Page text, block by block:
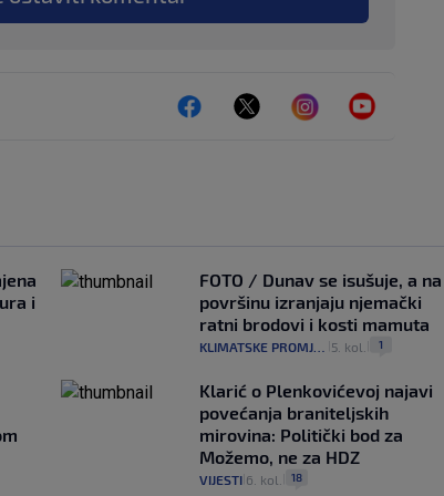
i
FOTO / Dunav se isušuje, a na
površinu izranjaju njemački
ratni brodovi i kosti mamuta
KLIMATSKE PROMJENE 5. kol. 1
Klarić o Plenkovićevoj najavi
povećanja braniteljskih
mirovina: Politički bod za
Možemo, ne za HDZ
VIJESTI| 6. kol. 18